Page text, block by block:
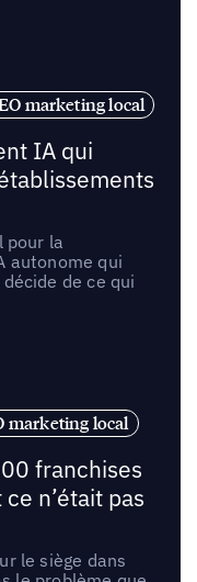
marketing local
IA qui
pour la
autonome qui
de ce qui
marketing local
franchises
n’était pas
le siège dans